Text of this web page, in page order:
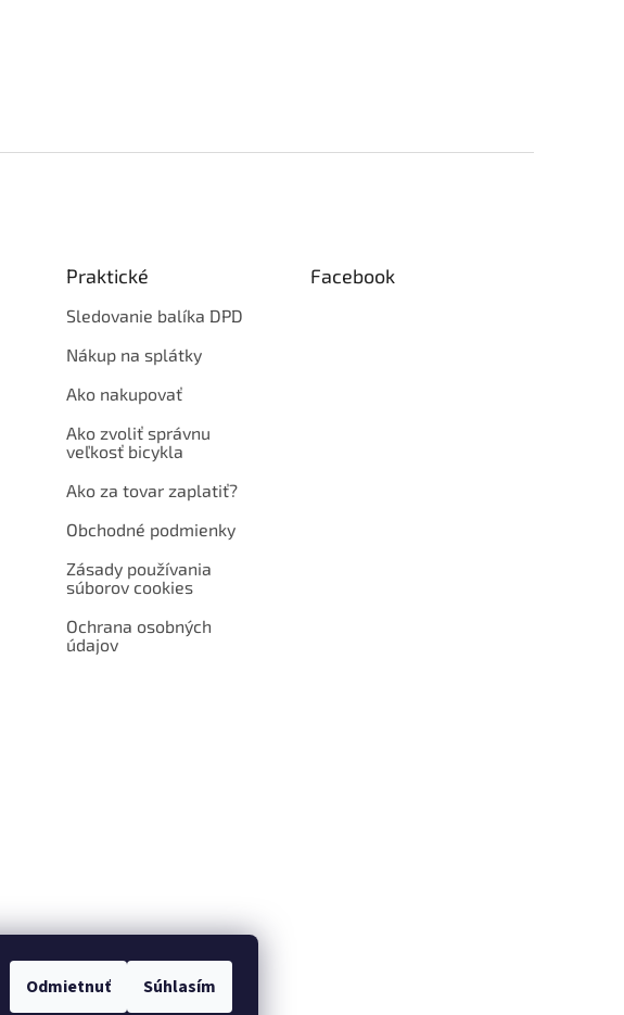
Odmietnuť Súhlasím
Praktické
Sledovanie balíka DPD
Nákup na splátky
Ako nakupovať
Ako zvoliť správnu
veľkosť bicykla
Ako za tovar zaplatiť?
Obchodné podmienky
Zásady používania
súborov cookies
Ochrana osobných
údajov
Facebook